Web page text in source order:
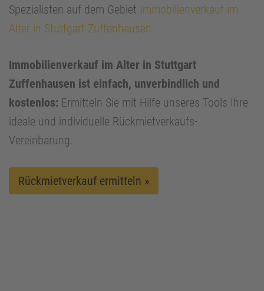
Spezialisten auf dem Gebiet Immobilienverkauf im
Alter in Stuttgart Zuffenhausen
Immobilienverkauf im Alter in Stuttgart
Zuffenhausen ist einfach, unverbindlich und
kostenlos: Ermitteln Sie mit Hilfe unseres Tools Ihre
ideale und individuelle Rückmietverkaufs-
Vereinbarung.
Rückmietverkauf ermitteln »